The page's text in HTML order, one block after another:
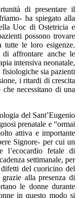
di presentare il
ha spiegato alla
Uoc di Ostetricia e
possono trovare
tutte le loro esigenze.
affrontare anche le
intensiva neonatale,
sia pazienti
i ritardi di crescita
necessitano di una
del Sant’Eugenio
prenatale e “ormai
attiva e importante
Signore- per cui un
l’ecocardio fetale di
settimanale, per
del cuoricino del
alla presenza di
le donne durante
in questo modo si